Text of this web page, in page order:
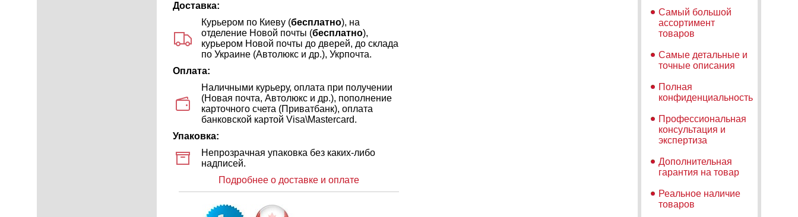
Доставка:
Курьером по Киеву (бесплатно), на
отделение Новой почты (бесплатно),
курьером Новой почты до дверей, до склада
по Украине (Автолюкс и др.), Укрпочта.
Оплата:
Наличными курьеру, оплата при получении
(Новая почта, Автолюкс и др.), пополнение
карточного счета (Приватбанк), оплата
банковской картой Visa\Mastercard.
Упаковка:
Непрозрачная упаковка без каких-либо
надписей.
Подробнее о доставке и оплате
Самый большой
ассортимент
товаров
Самые детальные и
точные описания
Полная
конфиденциальность
Профессиональная
консультация и
экспертиза
Дополнительная
гарантия на товар
Реальное наличие
товаров